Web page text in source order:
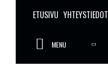
ETUSIVU YHTEYSTIEDOT
MENU